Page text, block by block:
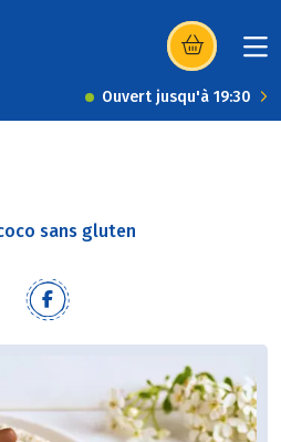
(s’ouvre dans
Ouvert jusqu'à 19:30
sans gluten